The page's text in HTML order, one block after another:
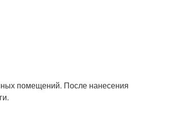
помещений. После нанесения